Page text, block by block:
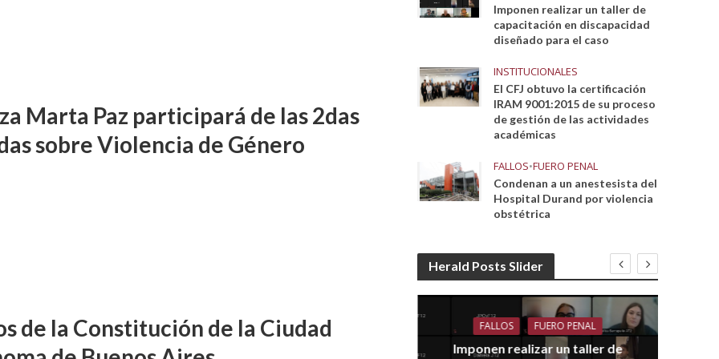
Marta Paz participará de las 2das
sobre Violencia de Género
de la Constitución de la Ciudad
Imponen realizar un taller de
capacitación en discapacidad
diseñado para el caso
INSTITUCIONALES
El CFJ obtuvo la certificación
IRAM 9001:2015 de su proceso
de gestión de las actividades
académicas
FALLOS•FUERO PENAL
Condenan a un anestesista del
Hospital Durand por violencia
obstétrica
Herald Posts Slider
FUERO PENAL
por acoso
PROCESOS COLECTIVOS
FALLOS FUERO PENAL
Imponen realizar un taller de